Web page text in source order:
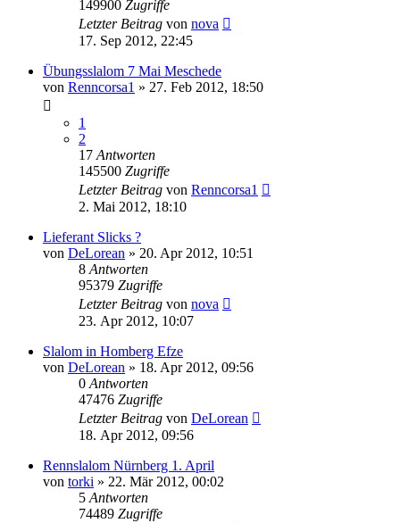
149900 Zugriffe
Letzter Beitrag von nova
17. Sep 2012, 22:45
Übungsslalom 7 Mai Meschede
von Renncorsa1 » 27. Feb 2012, 18:50
1
2
17 Antworten
145500 Zugriffe
Letzter Beitrag von Renncorsa1
2. Mai 2012, 18:10
Lieferant Slicks ?
von DeLorean » 20. Apr 2012, 10:51
8 Antworten
95379 Zugriffe
Letzter Beitrag von nova
23. Apr 2012, 10:07
Slalom in Homberg Efze
von DeLorean » 18. Apr 2012, 09:56
0 Antworten
47476 Zugriffe
Letzter Beitrag von DeLorean
18. Apr 2012, 09:56
Rennslalom Nürnberg 1. April
von torki » 22. Mär 2012, 00:02
5 Antworten
74489 Zugriffe